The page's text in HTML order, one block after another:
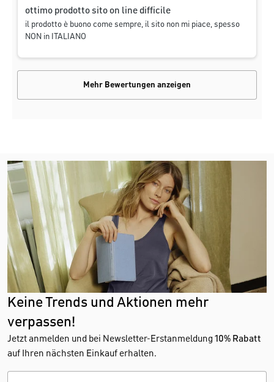
ottimo prodotto sito on line difficile
il prodotto è buono come sempre, il sito non mi piace, spesso
NON in ITALIANO
Mehr Bewertungen anzeigen
Keine Trends und Aktionen mehr
verpassen!
Jetzt anmelden und bei Newsletter-Erstanmeldung 10% Rabatt
auf Ihren nächsten Einkauf erhalten.